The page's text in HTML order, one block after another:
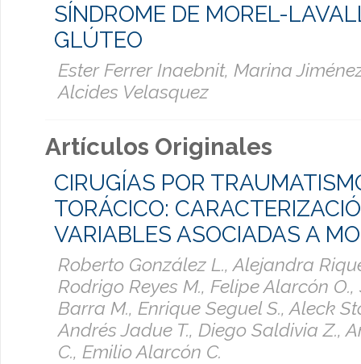
SÍNDROME DE MOREL-
GLÚTEO
Ester Ferrer Inaebnit, Marina
Alcides Velasquez
Artículos Originales
CIRUGÍAS POR
TORÁCICO:
VARIABLES ASOCIADAS A
Roberto González L., Alejandra
Rodrigo Reyes M., Felipe Alarcón
Barra M., Enrique Seguel S., Aleck
Andrés Jadue T., Diego Saldivia Z.,
C., Emilio Alarcón C.